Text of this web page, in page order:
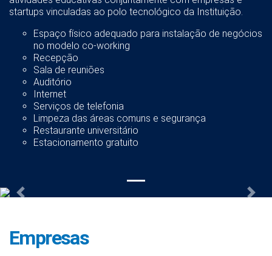
startups vinculadas ao polo tecnológico da Instituição.
Espaço físico adequado para instalação de negócios
no modelo co-working
Recepção
Sala de reuniões
Auditório
Internet
Serviços de telefonia
Limpeza das áreas comuns e segurança
Restaurante universitário
Estacionamento gratuito
Previous Next
Empresas